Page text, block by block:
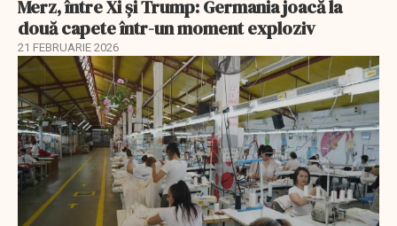
Merz, între Xi și Trump: Germania joacă la
două capete într-un moment exploziv
21 FEBRUARIE 2026